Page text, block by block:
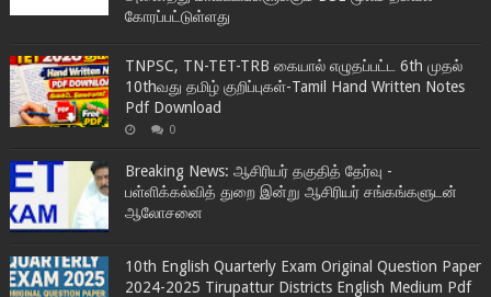
கோரப்பட்டுள்ளது
TNPSC, TN-TET-TRB கையால் எழுதப்பட்ட 6th முதல்
10thவது தமிழ் குறிப்புகள்-Tamil Hand Written Notes
Pdf Download
0
Breaking News: ஆசிரியர் தகுதித் தேர்வு -
பள்ளிக்கல்வித் துறை இன்று ஆசிரியர் சங்கங்களுடன்
ஆலோசனை
10th English Quarterly Exam Original Question Paper
2024-2025 Tirupattur Districts English Medium Pdf